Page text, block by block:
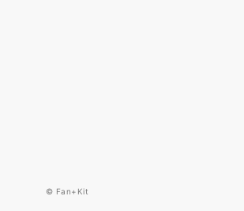
© Fan+Kit